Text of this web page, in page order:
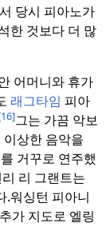
당시 피아노가
한 것보다 더 많
어머니와 휴가
래그타임 피아
그는 가끔 악보
상한 음악을
거꾸로 연주했
리 그랜트는
.워싱턴 피아니
가 지도로 엘링